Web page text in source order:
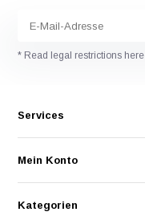
* Read legal restrictions here
Services
Mein Konto
Kategorien